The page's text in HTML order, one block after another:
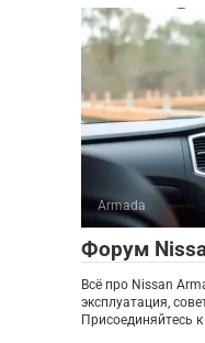
Armada
Форум
Всё про Nissan
эксплуатация,
Присоединяйтесь